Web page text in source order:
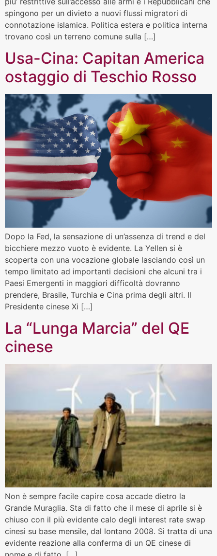
spingono per un divieto a nuovi flussi migratori di
connotazione islamica. Politica estera e politica interna
trovano così un terreno comune sulla […]
Usa-Cina: Capitan America
ostaggio di Teschio Rosso
Dopo la Fed, la sensazione di un’assenza di trend e del
bicchiere mezzo vuoto è evidente. La Yellen si è
scoperta con una vocazione globale lasciando così un
tempo limitato ad importanti decisioni che alcuni tra i
Paesi Emergenti in maggiori difficoltà dovranno
prendere, Brasile, Turchia e Cina prima degli altri. Il
Presidente cinese Xi […]
La “Lunga Marcia” del QE
cinese
Non è sempre facile capire cosa accade dietro la
Grande Muraglia. Sta di fatto che il mese di aprile si è
chiuso con il più evidente calo degli interest rate swap
cinesi su base mensile, dal lontano 2008. Si tratta di una
evidente reazione alla conferma di un QE cinese di